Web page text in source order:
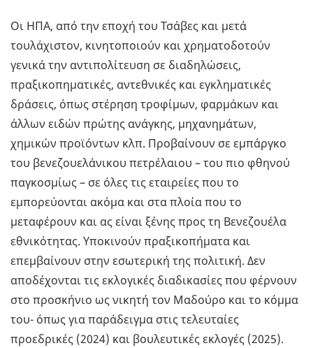
Οι ΗΠΑ, από την εποχή του Τσάβες και μετά
τουλάχιστον, κινητοποιούν και χρηματοδοτούν
γενικά την αντιπολίτευση σε διαδηλώσεις,
πραξικοπηματικές, αντεθνικές και εγκληματικές
δράσεις, όπως στέρηση τροφίμων, φαρμάκων και
άλλων ειδών πρώτης ανάγκης, μηχανημάτων,
χημικών προϊόντων κλπ. Προβαίνουν σε εμπάργκο
του βενεζουελάνικου πετρέλαιου – του πιο φθηνού
παγκοσμίως – σε όλες τις εταιρείες που το
εμπορεύονται ακόμα και στα πλοία που το
μεταφέρουν και ας είναι ξένης προς τη Βενεζουέλα
εθνικότητας. Υποκινούν πραξικοπήματα και
επεμβαίνουν στην εσωτερική της πολιτική. Δεν
αποδέχονται τις εκλογικές διαδικασίες που φέρνουν
στο προσκήνιο ως νικητή τον Μαδούρο και το κόμμα
του- όπως για παράδειγμα στις τελευταίες
προεδρικές (2024) και βουλευτικές εκλογές (2025).